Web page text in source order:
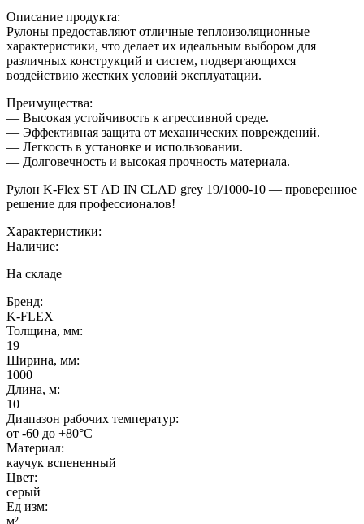
Описание продукта:
Рулоны предоставляют отличные теплоизоляционные
характеристики, что делает их идеальным выбором для
различных конструкций и систем, подвергающихся
воздействию жестких условий эксплуатации.
Преимущества:
— Высокая устойчивость к агрессивной среде.
— Эффективная защита от механических повреждений.
— Легкость в установке и использовании.
— Долговечность и высокая прочность материала.
Рулон K-Flex ST AD IN CLAD grey 19/1000-10 — проверенное
решение для профессионалов!
Характеристики:
Наличие:
На складе
Бренд:
K-FLEX
Толщина, мм:
19
Ширина, мм:
1000
Длина, м:
10
Диапазон рабочих температур:
от -60 до +80°C
Материал:
каучук вспененный
Цвет:
серый
Ед изм:
м²